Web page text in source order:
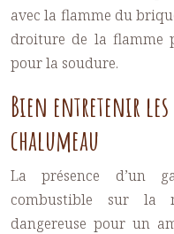
avec la flamme du
droiture de la flamme
pour la soudure.
Bien entretenir
chalumeau
La présence d’un
combustible sur la
dangereuse pour un